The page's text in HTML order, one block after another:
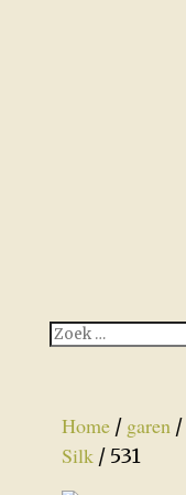
Home/ garen/
Silk/ 531